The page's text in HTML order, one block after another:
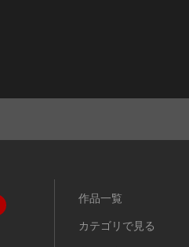
作品一覧
カテゴリで見る